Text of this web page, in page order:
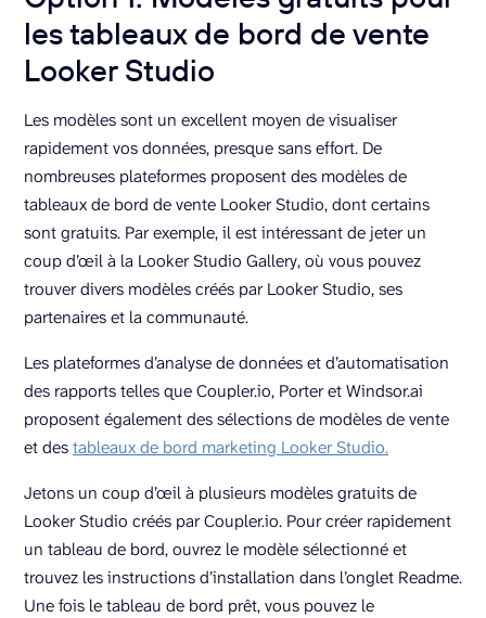
les tableaux de bord de vente
Looker Studio
Les modèles sont un excellent moyen de visualiser
rapidement vos données, presque sans effort. De
nombreuses plateformes proposent des modèles de
tableaux de bord de vente Looker Studio, dont certains
sont gratuits. Par exemple, il est intéressant de jeter un
coup d’œil à la Looker Studio Gallery, où vous pouvez
trouver divers modèles créés par Looker Studio, ses
partenaires et la communauté.
Les plateformes d’analyse de données et d’automatisation
des rapports telles que Coupler.io, Porter et Windsor.ai
proposent également des sélections de modèles de vente
et destableaux de bord marketing Looker Studio.
Jetons un coup d’œil à plusieurs modèles gratuits de
Looker Studio créés par Coupler.io. Pour créer rapidement
un tableau de bord, ouvrez le modèle sélectionné et
trouvez les instructions d’installation dans l’onglet Readme.
Une fois le tableau de bord prêt, vous pouvez le